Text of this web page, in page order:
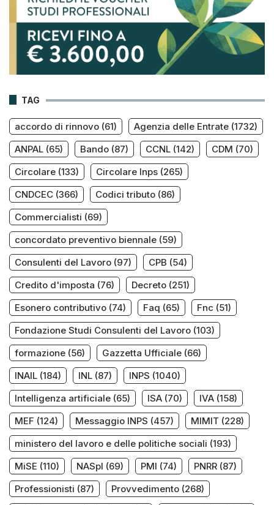
TAG
accordo di rinnovo (61) Agenzia delle Entrate (1732)
ANPAL (65) Bando (87) CCNL (142) CDM (70)
Circolare (133) Circolare Inps (265)
CNDCEC (366) Codici tributo (86)
Commercialisti (69)
concordato preventivo biennale (59)
Consulenti del Lavoro (97) CPB (54)
Credito d'imposta (76) Decreto (251)
Esonero contributivo (74) Faq (65) Fnc (51)
Fondazione Studi Consulenti del Lavoro (103)
formazione (56) Gazzetta Ufficiale (66)
INAIL (184) INL (87) INPS (1040)
Intelligenza artificiale (65) ISA (70) IVA (158)
MEF (124) Messaggio INPS (457) MIMIT (228)
ministero del lavoro e delle politiche sociali (193)
MiSE (110) NASpI (69) PMI (74) PNRR (87)
Professionisti (87) Provvedimento (268)